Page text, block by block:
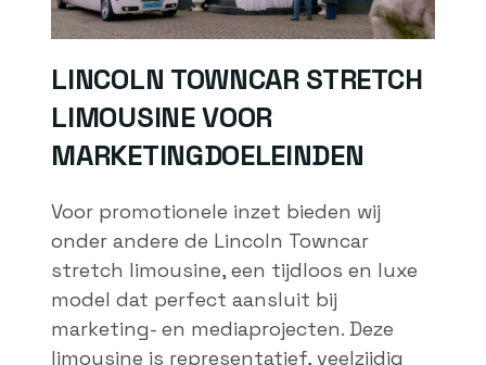
LINCOLN TOWNCAR STRETCH
LIMOUSINE VOOR
MARKETINGDOELEINDEN
Voor promotionele inzet bieden wij
onder andere de Lincoln Towncar
stretch limousine, een tijdloos en luxe
model dat perfect aansluit bij
marketing- en mediaprojecten. Deze
limousine is representatief, veelzijdig